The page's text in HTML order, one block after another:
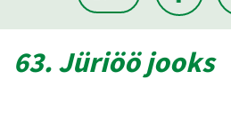
63. Jüriöö jooks